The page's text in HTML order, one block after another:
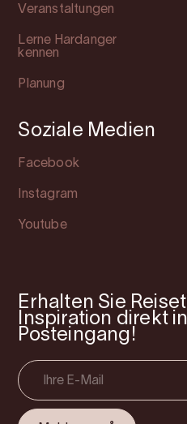
Veranstaltungen
Lerne Hardanger
kennen
Planung
Soziale Medien
Facebook
Instagram
Youtube
Erhalten Sie
Inspiration direkt
Posteingang!